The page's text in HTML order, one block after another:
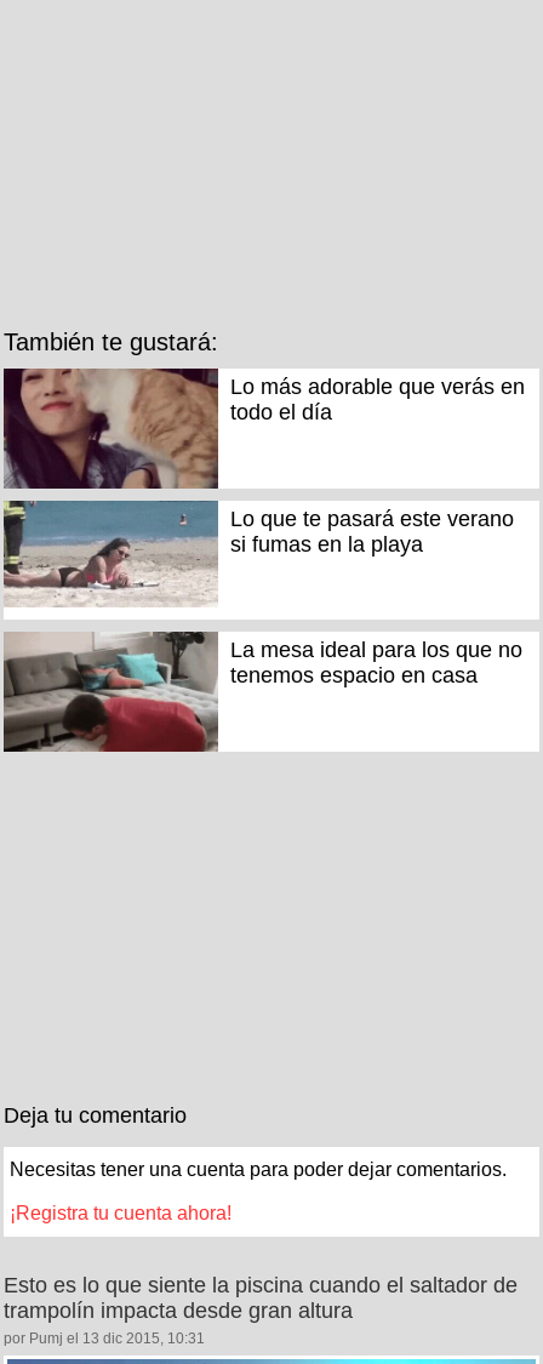
También te gustará:
Lo más adorable que verás en
todo el día
Lo que te pasará este verano
si fumas en la playa
La mesa ideal para los que no
tenemos espacio en casa
Deja tu comentario
Necesitas tener una cuenta para poder dejar comentarios.
¡Registra tu cuenta ahora!
Esto es lo que siente la piscina cuando el saltador de
trampolín impacta desde gran altura
por Pumj el 13 dic 2015, 10:31